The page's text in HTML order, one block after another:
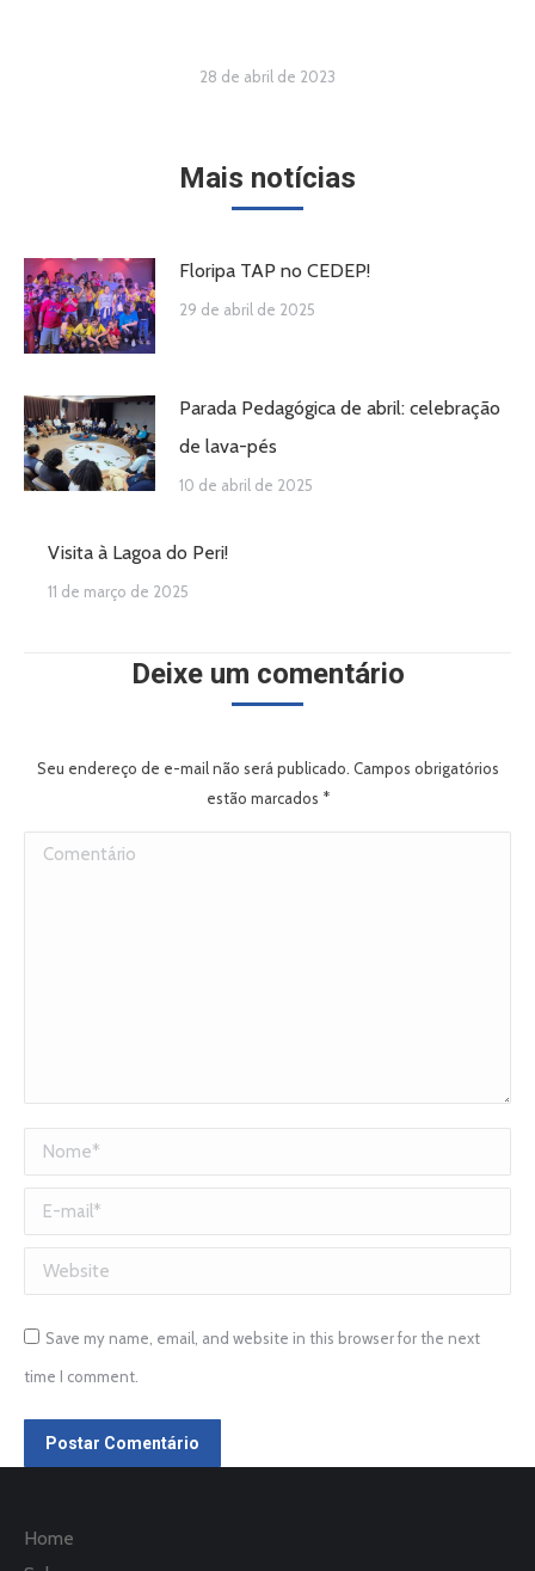
28 de abril de 2023
Mais notícias
Floripa TAP no CEDEP!
29 de abril de 2025
Parada Pedagógica de abril: celebração
de lava-pés
10 de abril de 2025
Visita à Lagoa do Peri!
11 de março de 2025
Deixe um comentário
Seu endereço de e-mail não será publicado. Campos obrigatórios
estão marcados *
Comentário
Nome *
E-mail *
Website
Save my name, email, and website in this browser for the next
time I comment.
Postar Comentário
Home